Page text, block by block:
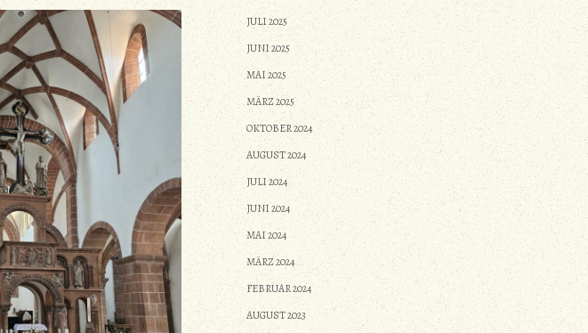
JULI 2025
JUNI 2025
MAI 2025
MÄRZ 2025
OKTOBER 2024
AUGUST 2024
JULI 2024
JUNI 2024
MAI 2024
MÄRZ 2024
FEBRUAR 2024
AUGUST 2023